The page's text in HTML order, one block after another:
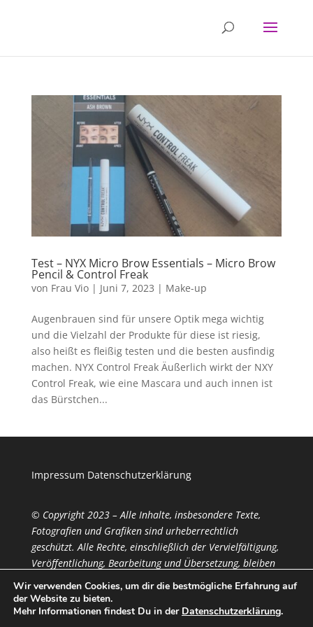
Test – NYX Micro Brow Essentials – Micro Brow
Pencil & Control Freak
von Frau Vio| Juni 7, 2023 | Make-up
Augenbrauen sind für unsere Optik mega wichtig
und die Vielzahl der Produkte für diese ist riesig,
also heißt es fleißig testen und die besten ausfindig
machen. NYX Control Freak Äußerlich wirkt der NXY
Control Freak, wie eine Mascara und auch innen ist
das Bürstchen...
Impressum Datenschutzerklärung
© Copyright 2023 – Alle Inhalte, insbesondere Texte,
Fotografien und Grafiken sind urheberrechtlich
geschützt. Alle Rechte, einschließlich der Vervielfältigung,
Veröffentlichung, Bearbeitung und Übersetzung, bleiben
Wir verwenden Cookies, um dir die bestmögliche Erfahrung auf
der Website zu bieten.
Mehr Informationen findest Du in der Datenschutzerklärung.